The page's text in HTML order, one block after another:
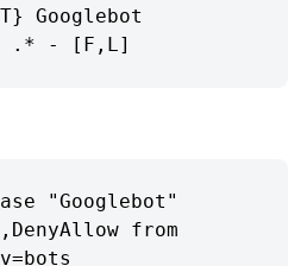
Googlebot
.* - [F,L]
"Googlebot"
from